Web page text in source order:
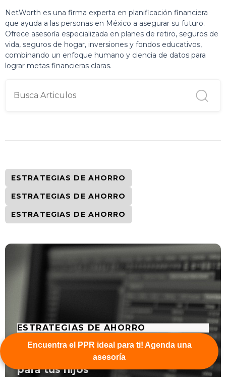
Encuentra el PPR ideal para ti! Agenda una
asesoría
NetWorth es una firma experta en planificación financiera
que ayuda a las personas en México a asegurar su futuro.
Ofrece asesoría especializada en planes de retiro, seguros de
vida, seguros de hogar, inversiones y fondos educativos,
combinando un enfoque humano y ciencia de datos para
lograr metas financieras claras.
ESTRATEGIAS DE AHORRO
ESTRATEGIAS DE AHORRO
ESTRATEGIAS DE AHORRO
ESTRATEGIAS DE AHORRO
Optimaxx Educación: invierte hoy
en las oportunidades del mañana
para tus hijos